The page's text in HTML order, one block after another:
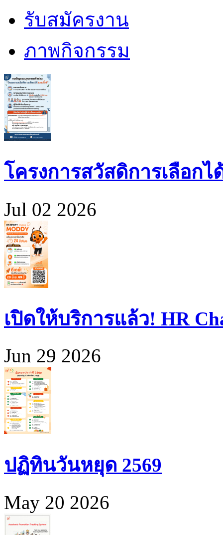
รับสมัครงาน
ภาพกิจกรรม
โครงการสวัสดิการเลือกไ
Jul 02 2026
เปิดให้บริการแล้ว! HR
Jun 29 2026
ปฏิทินวันหยุด 2569
May 20 2026